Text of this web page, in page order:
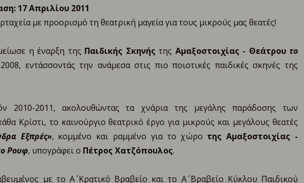
17 Απριλίου 2011
με προορισμό τη θεατρική μαγεία για τους μικρούς μας θεατές!
η έναρξη της Παιδικής Σκηνής της Αμαξοστοιχίας - Θεάτρου το
εντάσσοντάς την ανάμεσα στις πιο ποιοτικές παιδικές σκηνές της
2010-2011, ακολουθώντας τα χνάρια της μεγάλης παράδοσης των
Κρίστι, το καινούργιο θεατρικό έργο για μικρούς και μεγάλους θεατές
Εξπρές», κομμένο και ραμμένο για το χώρο της Αμαξοστοιχίας -
Ρουφ, υπογράφει ο Πέτρος Χατζόπουλος.
με το Α΄ Κρατικό Βραβείο και το Α΄ Βραβείο Κύκλου Παιδικού